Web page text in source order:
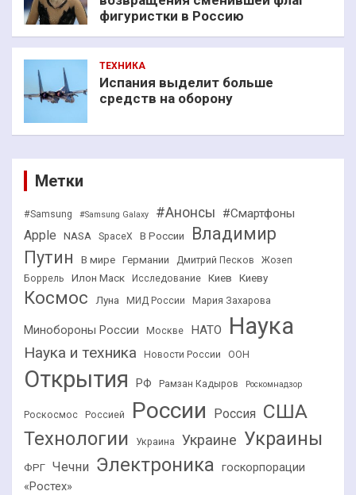
фигуристки в Россию
ТЕХНИКА
Испания выделит больше
средств на оборону
Метки
#Samsung #Samsung Galaxy #Анонсы #Смартфоны
Apple NASA SpaceX В России
Владимир
Путин
В мире Германии Дмитрий Песков
Жозеп
Боррель
Илон Маск Исследование Киев Киеву
Космос Луна МИД России Мария Захарова
Минобороны России Москве НАТО Наука
Наука и техника Новости России ООН
Открытия РФ Рамзан Кадыров Роскомнадзор
Роскосмос Россией России Россия США
Технологии Украина Украине Украины
ФРГ Чечни Электроника госкорпорации
«Ростех»